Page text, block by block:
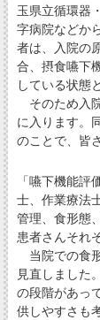
玉県立循環器
字病院などか
者は、入院の
合、摂食嚥下
している状態
そのため入
に入ります。
のことで、皆
「嚥下機能
士、作業療法
管理、食形態
患者さんそれ
当院での食
見直しました
の段階があっ
供しやすさも